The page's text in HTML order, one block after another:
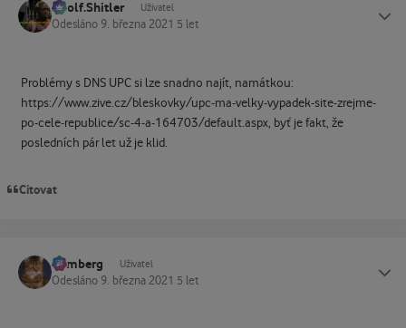
Adolf.Shitler Uživatel
Odesláno 9. března 2021 5 let
Problémy s DNS UPC si lze snadno najít, namátkou:
https://www.zive.cz/bleskovky/upc-ma-velky-vypadek-site-zrejme-
po-cele-republice/sc-4-a-164703/default.aspx, byť je fakt, že
posledních pár let už je klid.
Citovat
homberg Uživatel
Odesláno 9. března 2021 5 let